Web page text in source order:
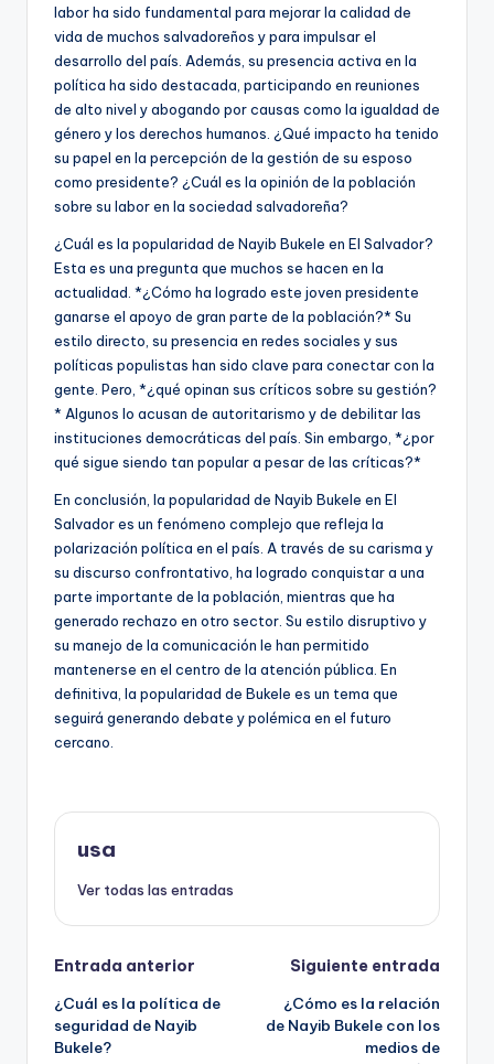
labor ha sido fundamental para mejorar la calidad de
vida de muchos salvadoreños y para impulsar el
desarrollo del país. Además, su presencia activa en la
política ha sido destacada, participando en reuniones
de alto nivel y abogando por causas como la igualdad de
género y los derechos humanos. ¿Qué impacto ha tenido
su papel en la percepción de la gestión de su esposo
como presidente? ¿Cuál es la opinión de la población
sobre su labor en la sociedad salvadoreña?
¿Cuál es la popularidad de Nayib Bukele en El Salvador?
Esta es una pregunta que muchos se hacen en la
actualidad. *¿Cómo ha logrado este joven presidente
ganarse el apoyo de gran parte de la población?* Su
estilo directo, su presencia en redes sociales y sus
políticas populistas han sido clave para conectar con la
gente. Pero, *¿qué opinan sus críticos sobre su gestión?
* Algunos lo acusan de autoritarismo y de debilitar las
instituciones democráticas del país. Sin embargo, *¿por
qué sigue siendo tan popular a pesar de las críticas?*
En conclusión, la popularidad de Nayib Bukele en El
Salvador es un fenómeno complejo que refleja la
polarización política en el país. A través de su carisma y
su discurso confrontativo, ha logrado conquistar a una
parte importante de la población, mientras que ha
generado rechazo en otro sector. Su estilo disruptivo y
su manejo de la comunicación le han permitido
mantenerse en el centro de la atención pública. En
definitiva, la popularidad de Bukele es un tema que
seguirá generando debate y polémica en el futuro
cercano.
usa
Ver todas las entradas
Navegación
de
Entrada anterior
¿Cuál es la política de
seguridad de Nayib
Bukele?
Siguiente entrada
¿Cómo es la relación
de Nayib Bukele con los
medios de